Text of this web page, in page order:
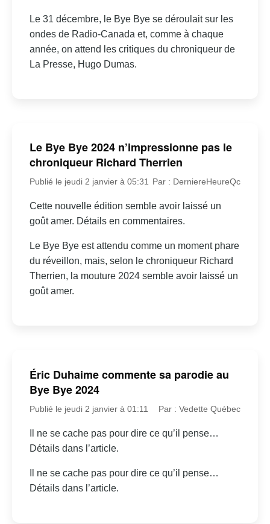
Le 31 décembre, le Bye Bye se déroulait sur les
ondes de Radio-Canada et, comme à chaque
année, on attend les critiques du chroniqueur de
La Presse, Hugo Dumas.
Le Bye Bye 2024 n’impressionne pas le
chroniqueur Richard Therrien
Publié le jeudi 2 janvier à 05:31 Par : DerniereHeureQc
Cette nouvelle édition semble avoir laissé un
goût amer. Détails en commentaires.
Le Bye Bye est attendu comme un moment phare
du réveillon, mais, selon le chroniqueur Richard
Therrien, la mouture 2024 semble avoir laissé un
goût amer.
Éric Duhaime commente sa parodie au
Bye Bye 2024
Publié le jeudi 2 janvier à 01:11 Par : Vedette Québec
Il ne se cache pas pour dire ce qu’il pense…
Détails dans l’article.
Il ne se cache pas pour dire ce qu’il pense…
Détails dans l’article.